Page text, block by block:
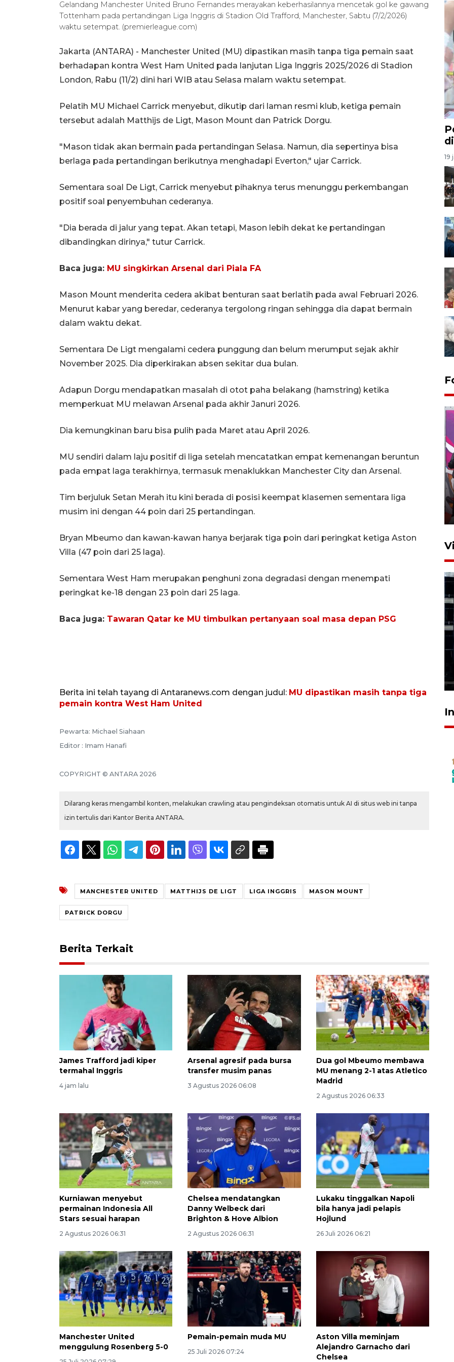
Gelandang Manchester United Bruno Fernandes merayakan keberhasilannya mencetak gol ke gawang
Tottenham pada pertandingan Liga Inggris di Stadion Old Trafford, Manchester, Sabtu (7/2/2026)
waktu setempat. (premierleague.com)
Jakarta (ANTARA) - Manchester United (MU) dipastikan masih tanpa tiga pemain saat
berhadapan kontra West Ham United pada lanjutan Liga Inggris 2025/2026 di Stadion
London, Rabu (11/2) dini hari WIB atau Selasa malam waktu setempat.
Pelatih MU Michael Carrick menyebut, dikutip dari laman resmi klub, ketiga pemain
tersebut adalah Matthijs de Ligt, Mason Mount dan Patrick Dorgu.
"Mason tidak akan bermain pada pertandingan Selasa. Namun, dia sepertinya bisa
berlaga pada pertandingan berikutnya menghadapi Everton," ujar Carrick.
Sementara soal De Ligt, Carrick menyebut pihaknya terus menunggu perkembangan
positif soal penyembuhan cederanya.
"Dia berada di jalur yang tepat. Akan tetapi, Mason lebih dekat ke pertandingan
dibandingkan dirinya," tutur Carrick.
Baca juga: MU singkirkan Arsenal dari Piala FA
Mason Mount menderita cedera akibat benturan saat berlatih pada awal Februari 2026.
Menurut kabar yang beredar, cederanya tergolong ringan sehingga dia dapat bermain
dalam waktu dekat.
Sementara De Ligt mengalami cedera punggung dan belum merumput sejak akhir
November 2025. Dia diperkirakan absen sekitar dua bulan.
Adapun Dorgu mendapatkan masalah di otot paha belakang (hamstring) ketika
memperkuat MU melawan Arsenal pada akhir Januri 2026.
Dia kemungkinan baru bisa pulih pada Maret atau April 2026.
MU sendiri dalam laju positif di liga setelah mencatatkan empat kemenangan beruntun
pada empat laga terakhirnya, termasuk menaklukkan Manchester City dan Arsenal.
Tim berjuluk Setan Merah itu kini berada di posisi keempat klasemen sementara liga
musim ini dengan 44 poin dari 25 pertandingan.
Bryan Mbeumo dan kawan-kawan hanya berjarak tiga poin dari peringkat ketiga Aston
Villa (47 poin dari 25 laga).
Sementara West Ham merupakan penghuni zona degradasi dengan menempati
peringkat ke-18 dengan 23 poin dari 25 laga.
Baca juga: Tawaran Qatar ke MU timbulkan pertanyaan soal masa depan PSG
Berita ini telah tayang di Antaranews.com dengan judul: MU dipastikan masih tanpa tiga
pemain kontra West Ham United
Pewarta: Michael Siahaan
Editor : Imam Hanafi
COPYRIGHT © ANTARA 2026
Dilarang keras mengambil konten, melakukan crawling atau pengindeksan otomatis untuk AI di situs web ini tanpa
izin tertulis dari Kantor Berita ANTARA.
MANCHESTER UNITED MATTHIJS DE LIGT LIGA INGGRIS MASON MOUNT
PATRICK DORGU
Berita Terkait
James Trafford jadi kiper
termahal Inggris
4 jam lalu
Arsenal agresif pada bursa
transfer musim panas
3 Agustus 2026 06:08
Dua gol Mbeumo membawa
MU menang 2-1 atas Atletico
Madrid
2 Agustus 2026 06:33
Kurniawan menyebut
permainan Indonesia All
Stars sesuai harapan
2 Agustus 2026 06:31
Chelsea mendatangkan
Danny Welbeck dari
Brighton & Hove Albion
2 Agustus 2026 06:31
Lukaku tinggalkan Napoli
bila hanya jadi pelapis
Hojlund
26 Juli 2026 06:21
Manchester United
menggulung Rosenberg 5-0
Pemain-pemain muda MU
25 Juli 2026 07:24
Aston Villa meminjam
Alejandro Garnacho dari
Chelsea
19
Ketua DPRD Syahrial hadiri
Bola Usia Dini
Vaksin HPV untuk siswa laki-
laki
2026-08-06 06:30:00